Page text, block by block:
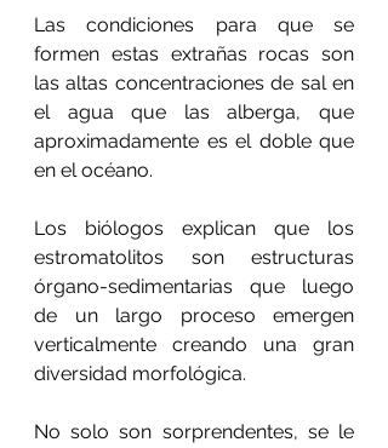
Las condiciones para que se
formen estas extrañas rocas son
las altas concentraciones de sal en
el agua que las alberga, que
aproximadamente es el doble que
en el océano.
Los biólogos explican que los
estromatolitos son estructuras
órgano-sedimentarias que luego
de un largo proceso emergen
verticalmente creando una gran
diversidad morfológica.
No solo son sorprendentes, se le